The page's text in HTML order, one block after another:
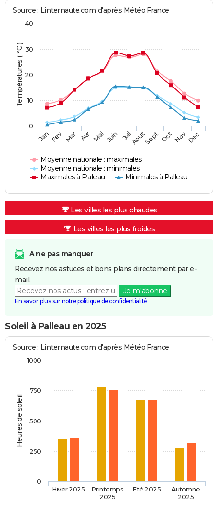
Températures ( °C )
Source : Linternaute.com d'après Météo France
Moyenne nationale : maximales
Moyenne nationale : minimales
Maximales à Palleau
Minimales à Palleau
JanFev Mar Avr Mai Juin JuilAoutSept OctNovDec
0
10
20
30
40
Les villes les plus chaudes
Les villes les plus froides
A ne pas manquer
Recevez nos astuces et bons plans directement par e-
mail.
Je m'abonne
En savoir plus sur notre politique de confidentialité
Soleil à Palleau en 2025
Heures de soleil
Source : Linternaute.com d'après Météo France
Hiver 2025
Printemps
2025
Eté 2025
Automne
2025
0
1000
250
500
750